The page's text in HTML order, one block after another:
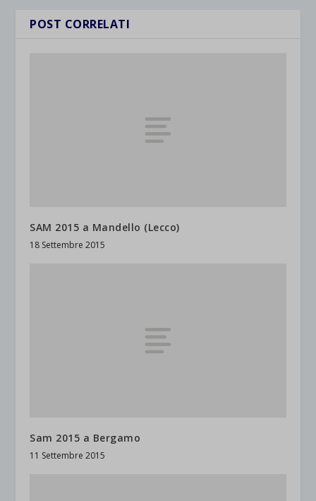
POST CORRELATI
SAM 2015 a Mandello (Lecco)
18 Settembre 2015
Sam 2015 a Bergamo
11 Settembre 2015